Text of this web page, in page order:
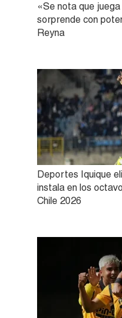
«Se nota que juega
sorprende con
Reyna
Deportes Iquique
instala en los
Chile 2026